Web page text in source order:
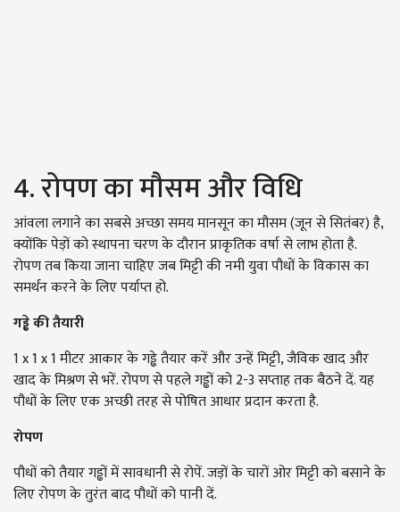
4. रोपण का मौसम और विधि
आंवला लगाने का सबसे अच्छा समय मानसून का मौसम (जून से सितंबर) है,
क्योंकि पेड़ों को स्थापना चरण के दौरान प्राकृतिक वर्षा से लाभ होता है.
रोपण तब किया जाना चाहिए जब मिट्टी की नमी युवा पौधों के विकास का
समर्थन करने के लिए पर्याप्त हो.
गड्ढे की तैयारी
1 x 1 x 1 मीटर आकार के गड्ढे तैयार करें और उन्हें मिट्टी, जैविक खाद और
खाद के मिश्रण से भरें. रोपण से पहले गड्ढों को 2-3 सप्ताह तक बैठने दें. यह
पौधों के लिए एक अच्छी तरह से पोषित आधार प्रदान करता है.
रोपण
पौधों को तैयार गड्ढों में सावधानी से रोपें. जड़ों के चारों ओर मिट्टी को बसाने के
लिए रोपण के तुरंत बाद पौधों को पानी दें.